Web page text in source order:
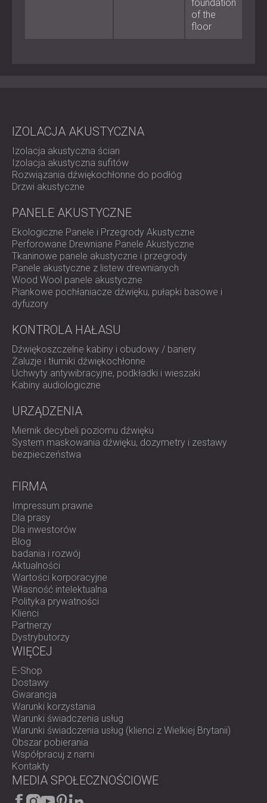
Materiał: guma SBR i EPDM sklejona klejem
bezpośrednie klejenie pod fundamentami i
Typ zastosowania: Lekkie i ciężkie maszyny, izolacja
konstrukcyjna
Fundamenty i izolacja konstrukcyjna w budynkach
Belki, kolumny, cokoły i ściany nośne
Maszyny liniowe i cykliczne, takie jak prasy, sprężarki
lub krosna
Sprzęt do ruchu obrotowego lub alternatywnego
(młotki, nożyce i turbiny)
Jednostki przetwarzania powietrza i agregaty
prądotwórcze
Izolacja strukturalna o sprawdzonej
trwałości
Podkładki Vibromat zapewniają skuteczną izolację drgań
wzmocniona konstrukcja elastomerowa, podkład
odporny na wilgoć oraz szeroki zakres zastosowań
sprawiają, że są niezawodnym rozwiązaniem w zakresie
tłumienia drgań w przemyśle i architekturze.
sposób Vibromat może poprawić stabilność i parametry
akustyczne Twojego kolejnego projektu.
foundation
of the
floor
IZOLACJA AKUSTYCZNA
Izolacja akustyczna ścian
Izolacja akustyczna sufitów
Rozwiązania dźwiękochłonne do podłóg
Drzwi akustyczne
PANELE AKUSTYCZNE
Ekologiczne Panele i Przegrody Akustyczne
Perforowane Drewniane Panele Akustyczne
Tkaninowe panele akustyczne i przegrody
Panele akustyczne z listew drewnianych
Wood Wool panele akustyczne
Piankowe pochłaniacze dźwięku, pułapki basowe i
dyfuzory
KONTROLA HAŁASU
Dźwiękoszczelne kabiny i obudowy / bariery
Żaluzje i tłumiki dźwiękochłonne
Uchwyty antywibracyjne, podkładki i wieszaki
Kabiny audiologiczne
URZĄDZENIA
Miernik decybeli poziomu dźwięku
System maskowania dźwięku, dozymetry i zestawy
bezpieczeństwa
FIRMA
Impressum prawne
Dla prasy
Dla inwestorów
Blog
badania i rozwój
Aktualności
Wartości korporacyjne
Własność intelektualna
Polityka prywatności
Klienci
Partnerzy
Dystrybutorzy
WIĘCEJ
E-Shop
Dostawy
Gwarancja
Warunki korzystania
Warunki świadczenia usług
Warunki świadczenia usług (klienci z Wielkiej Brytanii)
Obszar pobierania
Współpracuj z nami
Kontakty
MEDIA SPOŁECZNOŚCIOWE